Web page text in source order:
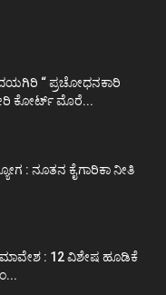
“ ಪ್ರಚೋಧನಕಾರಿ
ಕೋರ್ಟ್‌ ಮೊರೆ...
: ನೂತನ ಕೈಗಾರಿಕಾ ನೀತಿ
: 12 ವಿಶೇಷ ಹೂಡಿಕೆ